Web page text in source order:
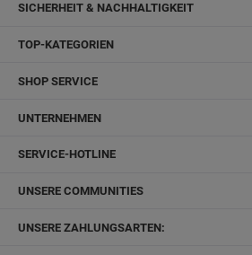
SICHERHEIT & NACHHALTIGKEIT
TOP-KATEGORIEN
SHOP SERVICE
UNTERNEHMEN
SERVICE-HOTLINE
UNSERE COMMUNITIES
UNSERE ZAHLUNGSARTEN: